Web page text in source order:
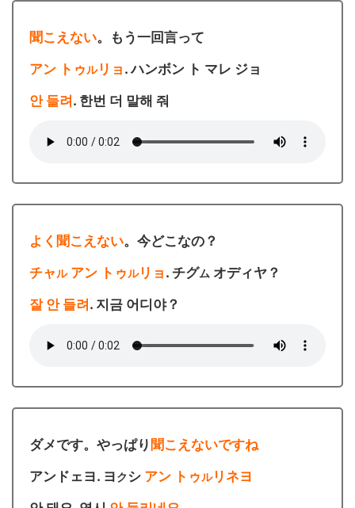
聞こえない。もう一回言って
アン トゥルリョ . ハンボン ト マレ ジョ
안 들려 . 한번 더 말해 줘
よく聞こえない。今どこなの？
チャルアン トゥルリョ . チグム オディヤ？
잘 안 들려 . 지금 어디야？
ダメです。やっぱり 聞こえないですね
アンドェヨ. ヨクシ アン トゥルリネヨ